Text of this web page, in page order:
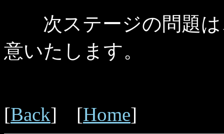
次ステージの問題は
意いたします。
[Back] [Home]